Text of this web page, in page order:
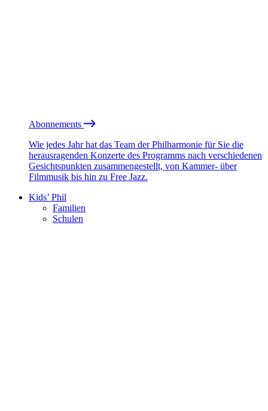
Abonnements
Wie jedes Jahr hat das Team der Philharmonie für Sie die
herausragenden Konzerte des Programms nach verschiedenen
Gesichtspunkten zusammengestellt, von Kammer- über
Filmmusik bis hin zu Free Jazz.
Kids’ Phil
Familien
Schulen